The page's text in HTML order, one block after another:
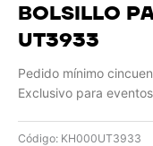
BOLSILLO
UT3933
Pedido mínimo
Exclusivo para
Código: KH000UT3933